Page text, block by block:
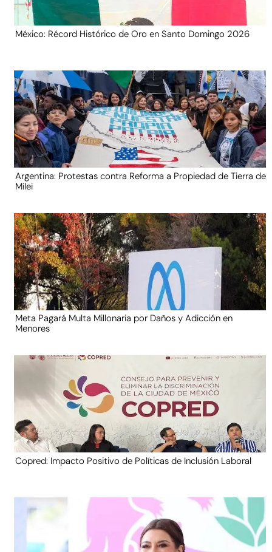
México: Récord Histórico de Oro en Santo Domingo 2026
Argentina: Protestas contra Reforma a Propiedad de Tierra de
Milei
Meta Pagará Multa Millonaria por Daños y Adicción en
Menores
Copred: Impacto Positivo de Políticas de Inclusión Laboral